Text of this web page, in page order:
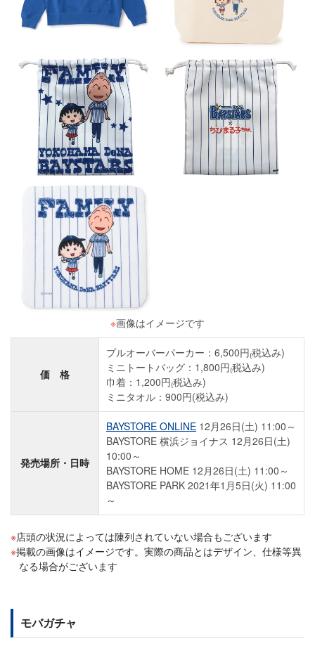
※画像はイメージです
価 格
プルオーバーパーカー：6,500円₍税込み)
ミニトートバッグ：1,800円₍税込み)
巾着：1,200円₍税込み)
ミニタオル：900円(税込み)
発売場所・日時
BAYSTORE ONLINE 12月26日(土) 11:00～
BAYSTORE 横浜ジョイナス 12月26日(土)
10:00～
BAYSTORE HOME 12月26日(土) 11:00～
BAYSTORE PARK 2021年1月5日(火) 11:00
～
店頭の状況によっては陳列されていない場合もございます
掲載の画像はイメージです。実際の商品とはデザイン、仕様等異
なる場合がございます
モバガチャ